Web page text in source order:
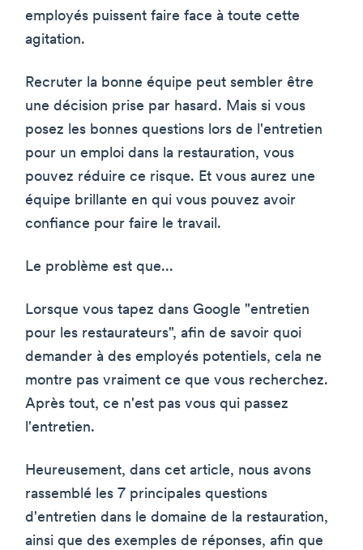
employés puissent faire face à toute cette
agitation.
Recruter la bonne équipe peut sembler être
une décision prise par hasard. Mais si vous
posez les bonnes questions lors de l'entretien
pour un emploi dans la restauration, vous
pouvez réduire ce risque. Et vous aurez une
équipe brillante en qui vous pouvez avoir
confiance pour faire le travail.
Le problème est que...
Lorsque vous tapez dans Google "entretien
pour les restaurateurs", afin de savoir quoi
demander à des employés potentiels, cela ne
montre pas vraiment ce que vous recherchez.
Après tout, ce n'est pas vous qui passez
l'entretien.
Heureusement, dans cet article, nous avons
rassemblé les 7 principales questions
d'entretien dans le domaine de la restauration,
ainsi que des exemples de réponses, afin que